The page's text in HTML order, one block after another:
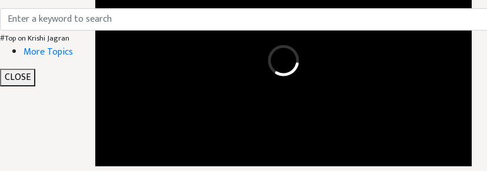
#Top on Krishi Jagran
More Topics
CLOSE